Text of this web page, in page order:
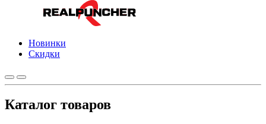
Новинки
Скидки
Каталог товаров